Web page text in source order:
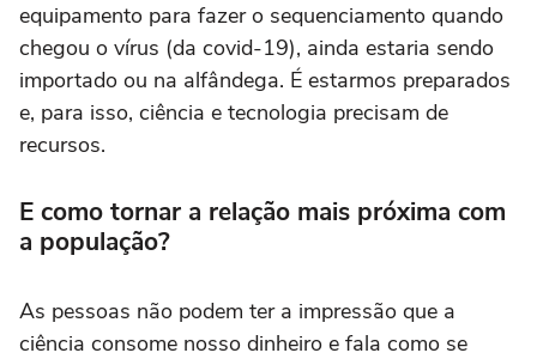
equipamento para fazer o sequenciamento quando
chegou o vírus (da covid-19), ainda estaria sendo
importado ou na alfândega. É estarmos preparados
e, para isso, ciência e tecnologia precisam de
recursos.
E como tornar a relação mais próxima com
a população?
As pessoas não podem ter a impressão que a
ciência consome nosso dinheiro e fala como se